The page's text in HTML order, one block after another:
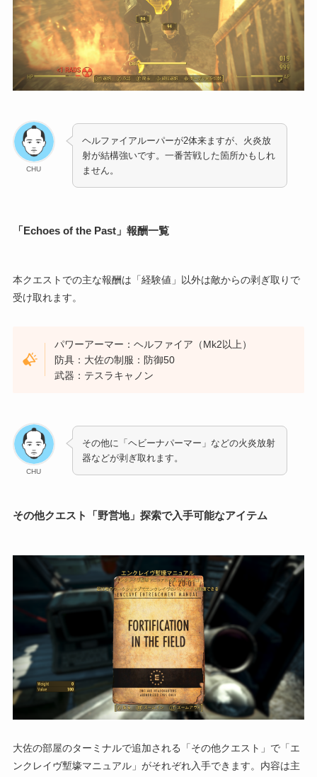
CHU
ヘルファイアルーパーが2体来ますが、火炎放
射が結構強いです。一番苦戦した箇所かもしれ
ません。
「Echoes of the Past」報酬一覧
本クエストでの主な報酬は「経験値」以外は敵からの剥ぎ取りで
受け取れます。
パワーアーマー：ヘルファイア（Mk2以上）
防具：大佐の制服：防御50
武器：テスラキャノン
CHU
その他に「ヘビーナパーマー」などの火炎放射
器などが剥ぎ取れます。
その他クエスト「野営地」探索で入手可能なアイテム
大佐の部屋のターミナルで追加される「その他クエスト」で「エ
ンクレイヴ塹壕マニュアル」がそれぞれ入手できます。内容は主